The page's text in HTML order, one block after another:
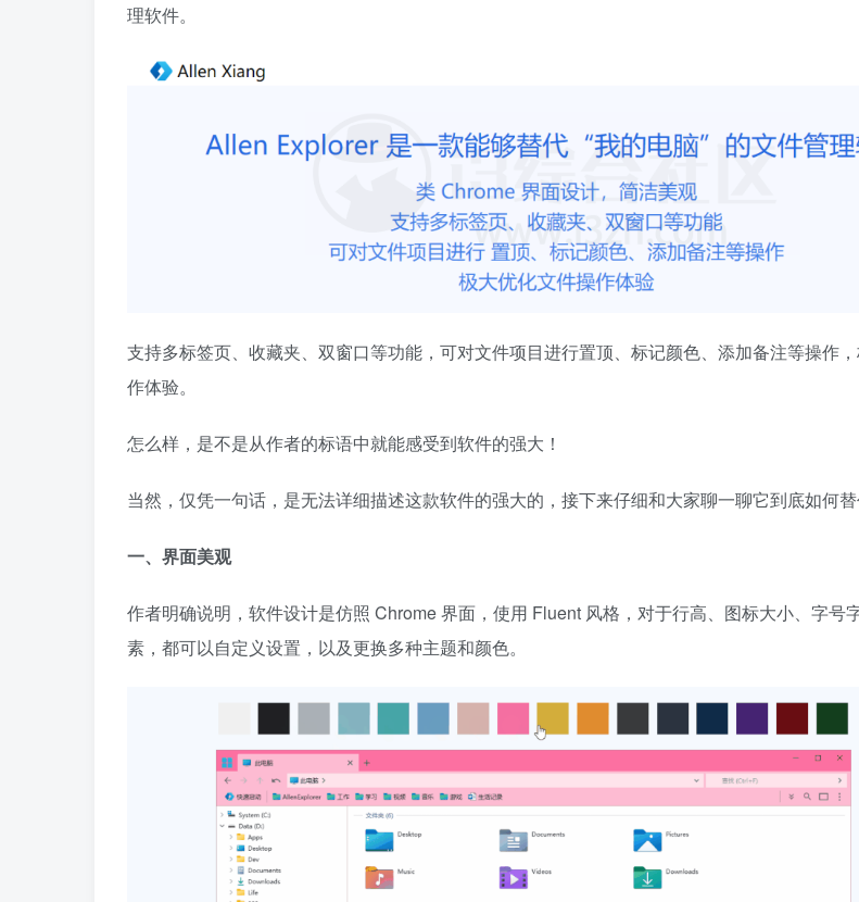
理软件。
支持多标签页、收藏夹、双窗口等功能，可对文件项目进行置顶、标记颜色、添加备注等操作
作体验。
怎么样，是不是从作者的标语中就能感受到软件的强大！
当然，仅凭一句话，是无法详细描述这款软件的强大的，接下来仔细和大家聊一聊它到底如何替
一、界面美观
作者明确说明，软件设计是仿照 Chrome 界面，使用 Fluent 风格，对于行高、图标大小、字号
素，都可以自定义设置，以及更换多种主题和颜色。